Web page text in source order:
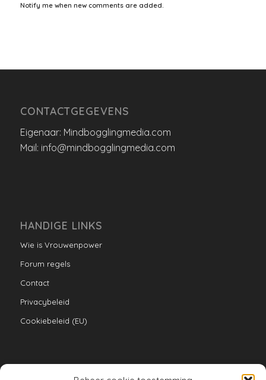
Notify me when new comments are added.
CONTACTGEGEVENS
Eigenaar: Mindbogglingmedia.com
Mail: info@mindbogglingmedia.com
HANDIGE LINKS
Wie is Vrouwenpower
Forum regels
Contact
Privacybeleid
Cookiebeleid (EU)